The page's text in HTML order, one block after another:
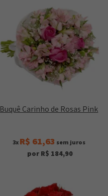
Buquê Carinho de Rosas Pink
3x R$ 61,63 sem juros
por R$ 184,90